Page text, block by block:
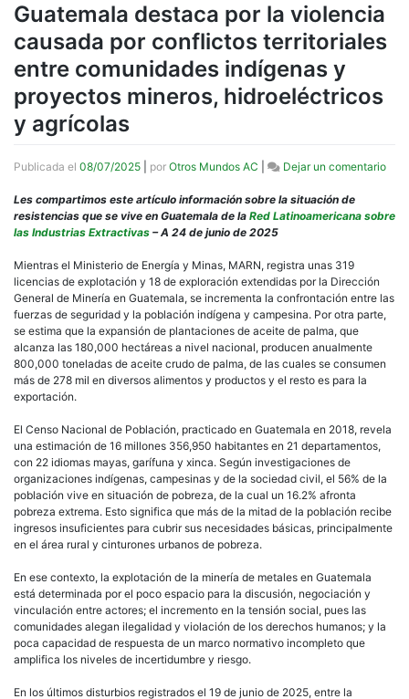
Guatemala destaca por la violencia
causada por conflictos territoriales
entre comunidades indígenas y
proyectos mineros, hidroeléctricos
y agrícolas
Publicada el 08/07/2025 por Otros Mundos AC Dejar un comentarioen
por
Les compartimos este artículo información sobre la situación de
resistencias que se vive en Guatemala de la Red Latinoamericana sobre
las Industrias Extractivas – A 24 de junio de 2025
Mientras el Ministerio de Energía y Minas, MARN, registra unas 319
licencias de explotación y 18 de exploración extendidas por la Dirección
General de Minería en Guatemala, se incrementa la confrontación entre las
fuerzas de seguridad y la población indígena y campesina. Por otra parte,
se estima que la expansión de plantaciones de aceite de palma, que
alcanza las 180,000 hectáreas a nivel nacional, producen anualmente
800,000 toneladas de aceite crudo de palma, de las cuales se consumen
más de 278 mil en diversos alimentos y productos y el resto es para la
exportación.
El Censo Nacional de Población, practicado en Guatemala en 2018, revela
una estimación de 16 millones 356,950 habitantes en 21 departamentos,
con 22 idiomas mayas, garífuna y xinca. Según investigaciones de
organizaciones indígenas, campesinas y de la sociedad civil, el 56% de la
población vive en situación de pobreza, de la cual un 16.2% afronta
pobreza extrema. Esto significa que más de la mitad de la población recibe
ingresos insuficientes para cubrir sus necesidades básicas, principalmente
en el área rural y cinturones urbanos de pobreza.
En ese contexto, la explotación de la minería de metales en Guatemala
está determinada por el poco espacio para la discusión, negociación y
vinculación entre actores; el incremento en la tensión social, pues las
comunidades alegan ilegalidad y violación de los derechos humanos; y la
poca capacidad de respuesta de un marco normativo incompleto que
amplifica los niveles de incertidumbre y riesgo.
En los últimos disturbios registrados el 19 de junio de 2025, entre la